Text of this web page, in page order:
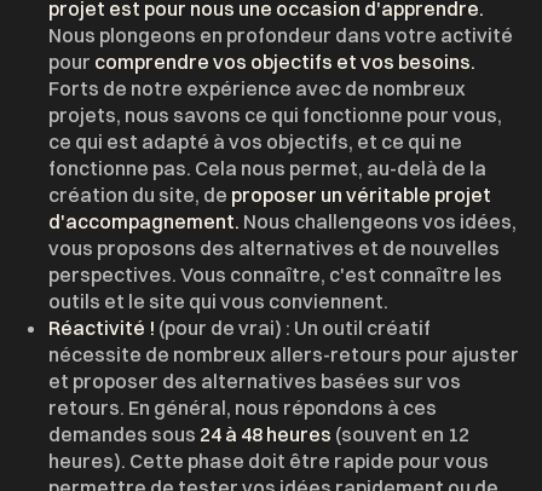
projet est pour nous une occasion d'apprendre.
Nous plongeons en profondeur dans votre activité
pour comprendre vos objectifs et vos besoins.
Forts de notre expérience avec de nombreux
projets, nous savons ce qui fonctionne pour vous,
ce qui est adapté à vos objectifs, et ce qui ne
fonctionne pas. Cela nous permet, au-delà de la
création du site, de proposer un véritable projet
d'accompagnement. Nous challengeons vos idées,
vous proposons des alternatives et de nouvelles
perspectives. Vous connaître, c'est connaître les
outils et le site qui vous conviennent.
Réactivité ! (pour de vrai) : Un outil créatif
nécessite de nombreux allers-retours pour ajuster
et proposer des alternatives basées sur vos
retours. En général, nous répondons à ces
demandes sous 24 à 48 heures (souvent en 12
heures). Cette phase doit être rapide pour vous